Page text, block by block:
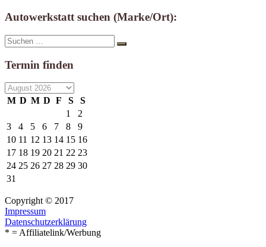
Autowerkstatt suchen (Marke/Ort):
Suche
nach:
Suchen
Termin finden
M D M D F S
S
1
2
3
4 5 6 7 8
9
10 11 12 13 14 15 16
17 18 19 20 21 22 23
24 25 26 27 28 29 30
31
Copyright © 2017
Impressum
Datenschutzerklärung
* = Affiliatelink/Werbung